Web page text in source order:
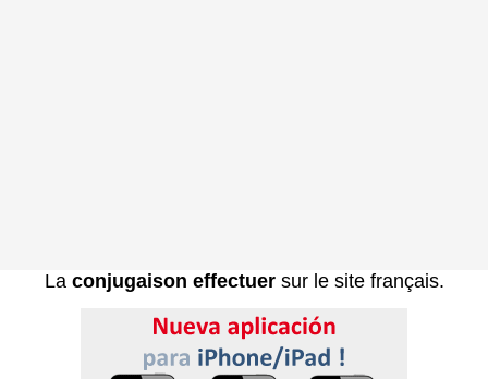
La conjugaison effectuersur le site français.